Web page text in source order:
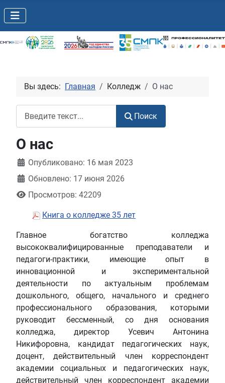
Вы здесь: Главная Колледж О нас
Поиск
О нас
Информация о материале
Опубликовано: 16 мая 2023
Обновлено: 17 июня 2026
Просмотров: 42209
Книга о колледже 35 лет
Главное богатство колледжа
высококвалифицированные преподаватели и
педагоги-практики, имеющие опыт в
инновационной и экспериментальной
деятельности по актуальным проблемам
дошкольного, общего, начального и среднего
профессионального образования, которыми
руководит бессменный, со дня основания
колледжа, директор Усевич Антонина
Никифоровна, кандидат педагогических наук,
доцент, действительный член корреспондент
академии социальных и педагогических наук,
действительный член корреспондент академии